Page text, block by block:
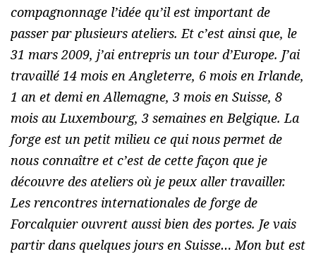
compagnonnage l’idée qu’il est important de
passer par plusieurs ateliers. Et c’est ainsi que, le
31 mars 2009, j’ai entrepris un tour d’Europe. J’ai
travaillé 14 mois en Angleterre, 6 mois en Irlande,
1 an et demi en Allemagne, 3 mois en Suisse, 8
mois au Luxembourg, 3 semaines en Belgique. La
forge est un petit milieu ce qui nous permet de
nous connaître et c’est de cette façon que je
découvre des ateliers où je peux aller travailler.
Les rencontres internationales de forge de
Forcalquier ouvrent aussi bien des portes. Je vais
partir dans quelques jours en Suisse… Mon but est